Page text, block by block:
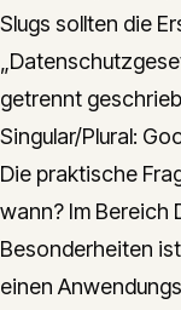
Slugs sollten die
getrennt
Singular/Plural:
Die praktische
wann? Im Bereich
Besonderheiten
einen